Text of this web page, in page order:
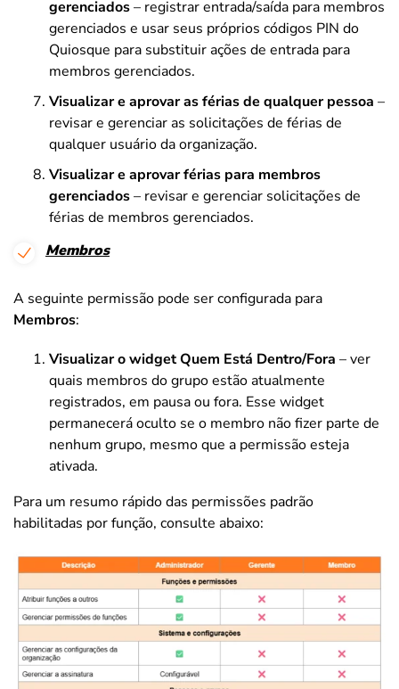
gerenciados– registrar entrada/saída para membros
gerenciados e usar seus próprios códigos PIN do
Quiosque para substituir ações de entrada para
membros gerenciados.
Visualizar e aprovar as férias de qualquer pessoa –
revisar e gerenciar as solicitações de férias de
qualquer usuário da organização.
Visualizar e aprovar férias para membros
gerenciados– revisar e gerenciar solicitações de
férias de membros gerenciados.
Membros
A seguinte permissão pode ser configurada para
Membros:
Visualizar o widget Quem Está Dentro/Fora – ver
quais membros do grupo estão atualmente
registrados, em pausa ou fora. Esse widget
permanecerá oculto se o membro não fizer parte de
nenhum grupo, mesmo que a permissão esteja
ativada.
Para um resumo rápido das permissões padrão
habilitadas por função, consulte abaixo: